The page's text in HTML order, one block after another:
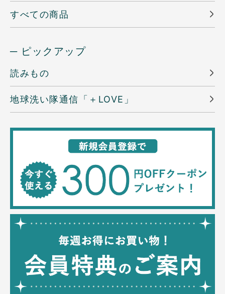
すべての商品
─ ピックアップ
読みもの
地球洗い隊通信「＋LOVE」